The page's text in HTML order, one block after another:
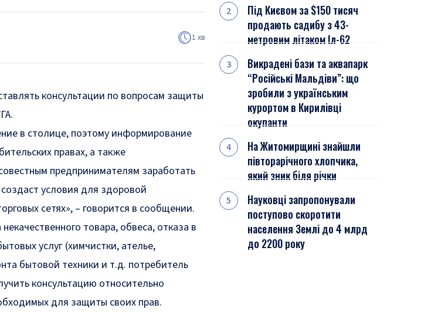
1 хв
консультации по вопросам защиты
в столице, поэтому информирование
правах, а также
предпринимателям заработать
условия для здоровой
сетях», – говорится в сообщении.
товара, обвеса, отказа в
услуг (химчистки, ателье,
бытовой техники и т.д. потребитель
консультацию относительно
для защиты своих прав.
Під Києвом за $150 тисяч
продають садибу з 43-
метровим літаком Іл-62
Викрадені бази та аквапарк
“Російські Мальдіви”: що
зробили з українським
курортом в Кирилівці
окупанти
На Житомирщині знайшли
півторарічного хлопчика,
який зник біля річки
Науковці запропонували
поступово скоротити
населення Землі до 4 млрд
до 2200 року